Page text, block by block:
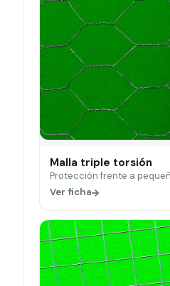
Malla triple torsión
Protección frente a
Ver ficha